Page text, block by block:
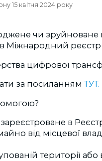
15 квітня 2024 року
чи зруйноване
реєстр
цифрової
за посиланнямТУТ.
в
від місцевої
території або